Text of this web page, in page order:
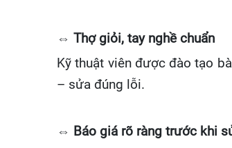
⇔ Thợ giỏi, tay nghề chuẩn
Kỹ thuật viên được đào tạo
– sửa đúng lỗi.
⇔ Báo giá rõ ràng trước khi